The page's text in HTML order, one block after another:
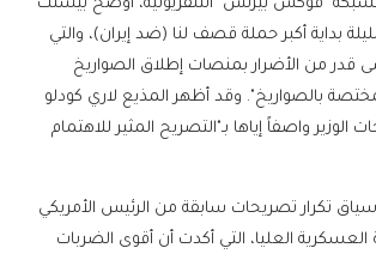
"فوكس بيزنس" التلفزيونية، أوضح بيسنت
بداية أكبر حملة قصف لنا (ضد إيران)، والتي
من الأضرار بمنصات إطلاق الصواريخ
بالصواريخ". وقد أظهر المذيع لاري كودلو
الوزير واصفاً إياها بـ"التصريح المثير للاهتمام
سياق تكرار تصريحات سابقة من الرئيس الأمريكي
العسكرية العليا، التي أكدت أن أقوى الضربات